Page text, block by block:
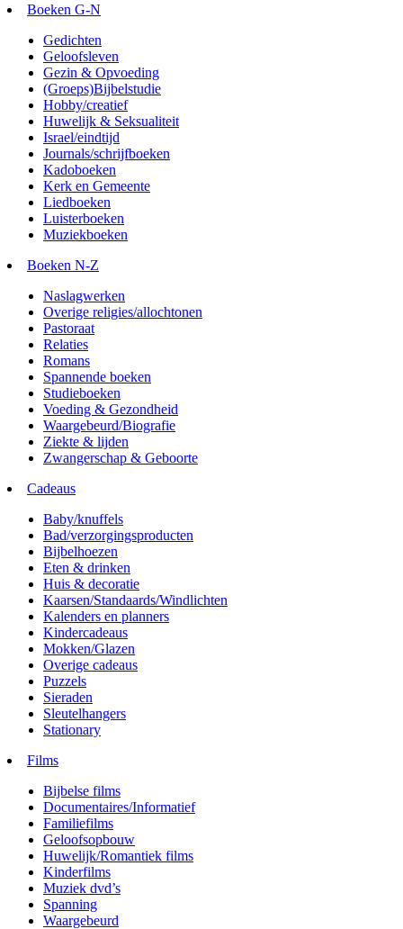
Boeken G-N
Gedichten
Geloofsleven
Gezin & Opvoeding
(Groeps)Bijbelstudie
Hobby/creatief
Huwelijk & Seksualiteit
Israel/eindtijd
Journals/schrijfboeken
Kadoboeken
Kerk en Gemeente
Liedboeken
Luisterboeken
Muziekboeken
Boeken N-Z
Naslagwerken
Overige religies/allochtonen
Pastoraat
Relaties
Romans
Spannende boeken
Studieboeken
Voeding & Gezondheid
Waargebeurd/Biografie
Ziekte & lijden
Zwangerschap & Geboorte
Cadeaus
Baby/knuffels
Bad/verzorgingsproducten
Bijbelhoezen
Eten & drinken
Huis & decoratie
Kaarsen/Standaards/Windlichten
Kalenders en planners
Kindercadeaus
Mokken/Glazen
Overige cadeaus
Puzzels
Sieraden
Sleutelhangers
Stationary
Films
Bijbelse films
Documentaires/Informatief
Familiefilms
Geloofsopbouw
Huwelijk/Romantiek films
Kinderfilms
Muziek dvd’s
Spanning
Waargebeurd